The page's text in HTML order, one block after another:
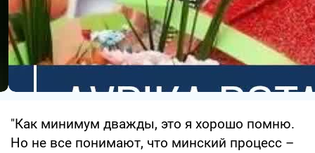
"Как минимум дважды, это я хорошо помню.
Но не все понимают, что минский процесс –